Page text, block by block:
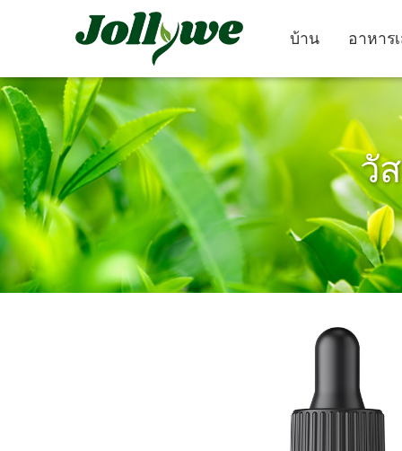
บ้าน อาหาร
ยา แก้ ท้องผูก
อาหาร เสริม ลด น้ำ
อาหาร เสริม คว
งาม
ยา เม็ด แคปซูล
วั